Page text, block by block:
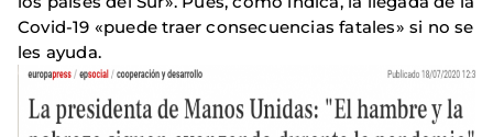
Covid-19 «puede traer consecuencias fatales» si no se
les ayuda.